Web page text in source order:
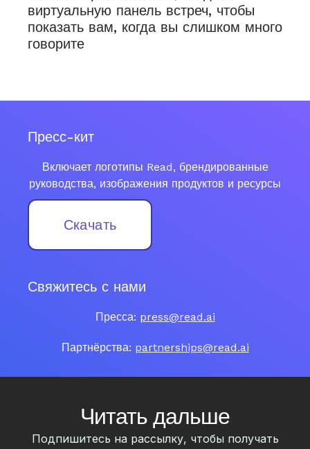
виртуальную панель встреч, чтобы
показать вам, когда вы слишком много
говорите
Пресс-кит
Включает логотипы Read, брендированные
руководства, изображения продуктов и ресурсы
Скачать
Свяжитесь с нами
Пресса: press@read.ai
Партнёрства: partnerships@read.ai
Читать дальше
Подпишитесь на рассылку, чтобы получать